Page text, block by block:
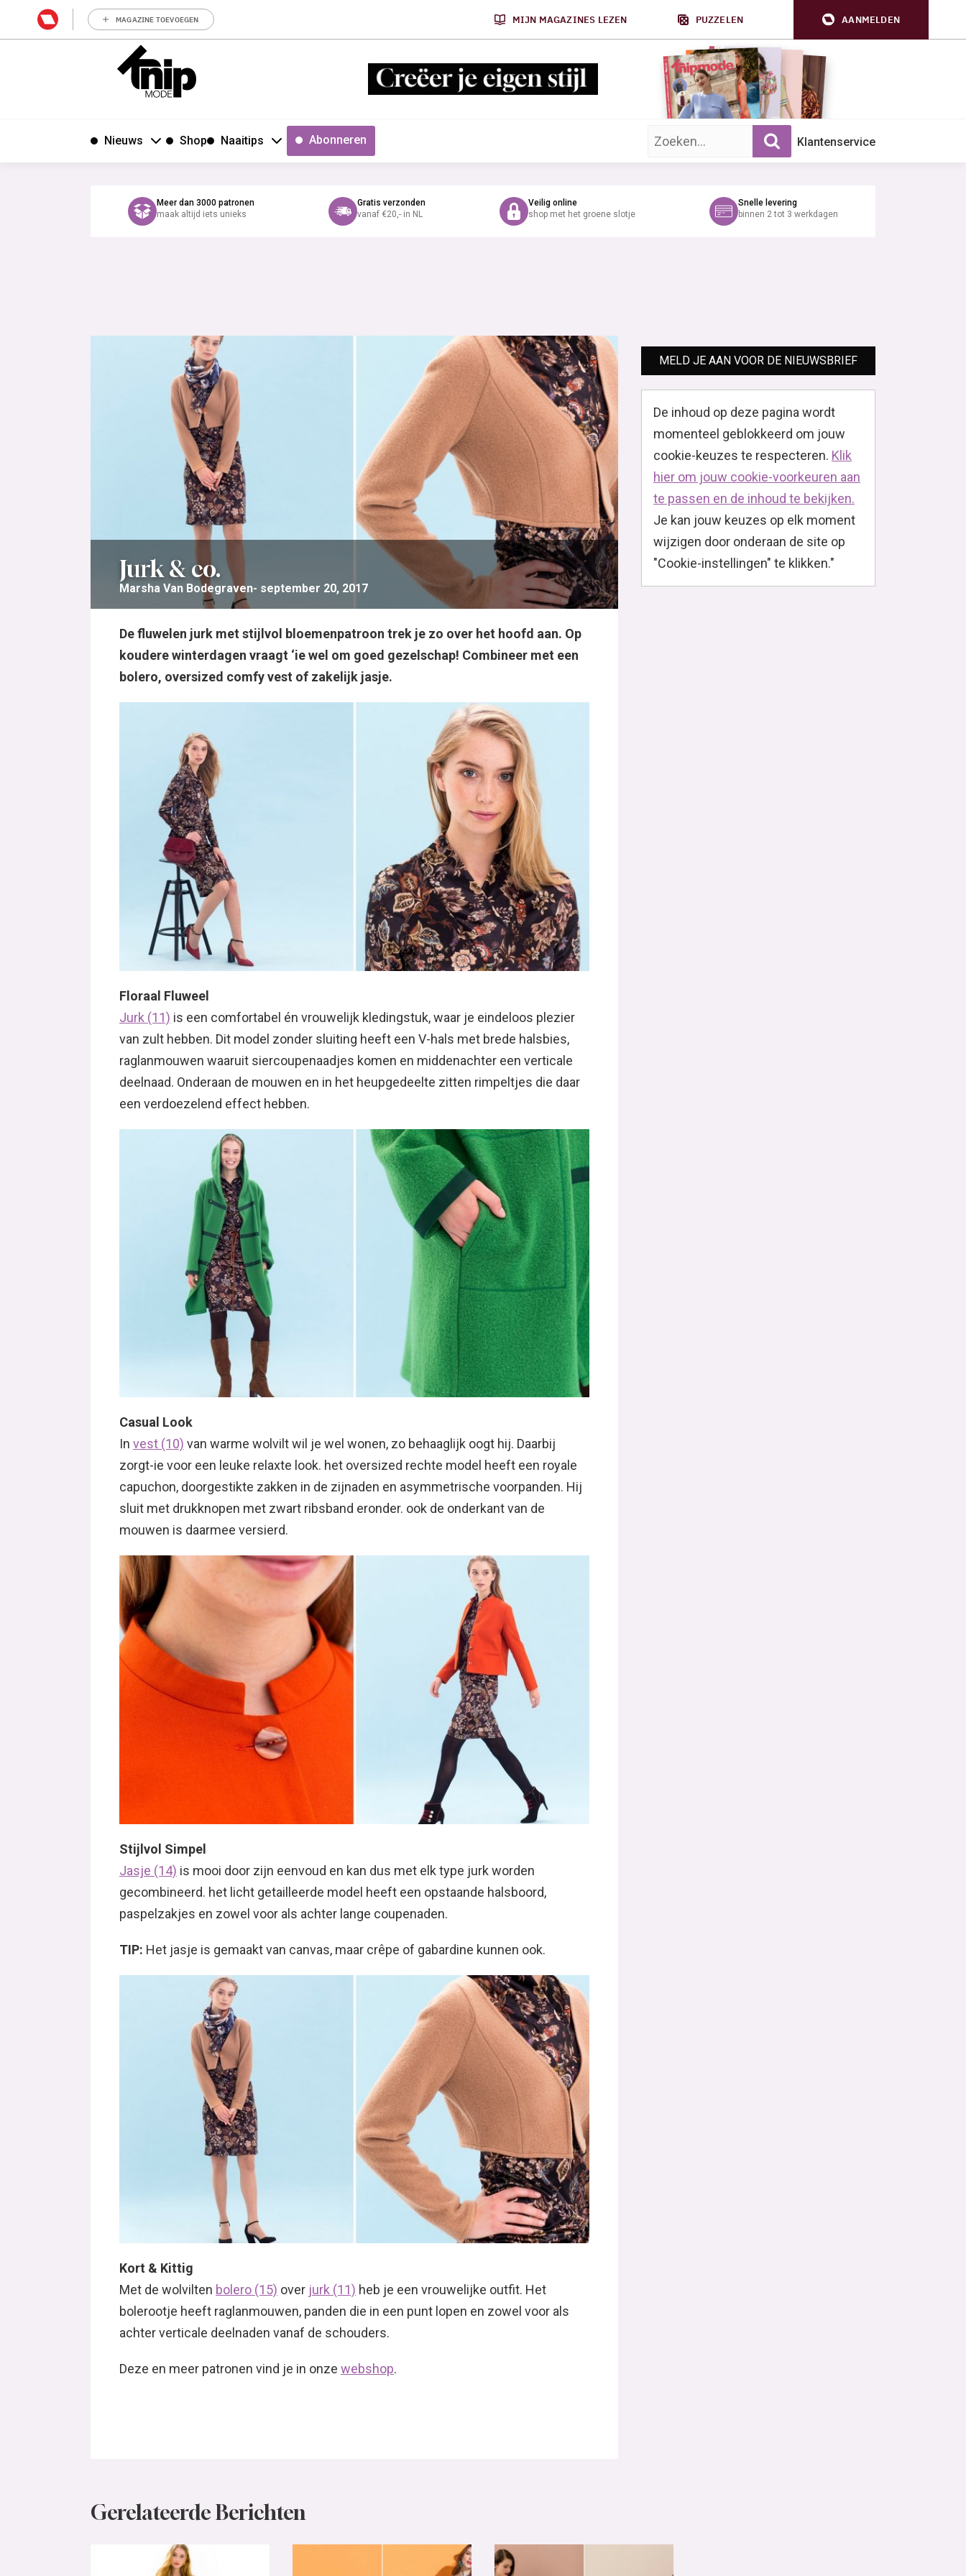
MAGAZINE TOEVOEGEN MIJN MAGAZINES LEZEN PUZZELEN AANMELDEN
Nieuws Shop Naaitips Abonneren Zoek op trefwoord: Klantenservice
Meer dan 3000 patronen
maak altijd iets unieks
Gratis verzonden
vanaf €20,- in NL
Veilig online
shop met het groene slotje
Snelle levering
binnen 2 tot 3 werkdagen
Jurk & co.
Marsha Van Bodegraven september 20, 2017
De fluwelen jurk met stijlvol bloemenpatroon trek je zo over het hoofd aan. Op
koudere winterdagen vraagt ‘ie wel om goed gezelschap! Combineer met een
bolero, oversized comfy vest of zakelijk jasje.
Floraal Fluweel
Jurk (11) is een comfortabel én vrouwelijk kledingstuk, waar je eindeloos plezier
van zult hebben. Dit model zonder sluiting heeft een V-hals met brede halsbies,
raglanmouwen waaruit siercoupenaadjes komen en middenachter een verticale
deelnaad. Onderaan de mouwen en in het heupgedeelte zitten rimpeltjes die daar
een verdoezelend effect hebben.
Casual Look
In vest (10) van warme wolvilt wil je wel wonen, zo behaaglijk oogt hij. Daarbij
zorgt-ie voor een leuke relaxte look. het oversized rechte model heeft een royale
capuchon, doorgestikte zakken in de zijnaden en asymmetrische voorpanden. Hij
sluit met drukknopen met zwart ribsband eronder. ook de onderkant van de
mouwen is daarmee versierd.
Stijlvol Simpel
Jasje (14) is mooi door zijn eenvoud en kan dus met elk type jurk worden
gecombineerd. het licht getailleerde model heeft een opstaande halsboord,
paspelzakjes en zowel voor als achter lange coupenaden.
TIP: Het jasje is gemaakt van canvas, maar crêpe of gabardine kunnen ook.
Kort & Kittig
Met de wolvilten bolero (15) over jurk (11) heb je een vrouwelijke outfit. Het
bolerootje heeft raglanmouwen, panden die in een punt lopen en zowel voor als
achter verticale deelnaden vanaf de schouders.
Deze en meer patronen vind je in onze webshop.
MELD JE AAN VOOR DE NIEUWSBRIEF
De inhoud op deze pagina wordt
momenteel geblokkeerd om jouw
cookie-keuzes te respecteren. Klik
hier om jouw cookie-voorkeuren aan
te passen en de inhoud te bekijken.
Je kan jouw keuzes op elk moment
wijzigen door onderaan de site op
"Cookie-instellingen" te klikken."
Gerelateerde Berichten